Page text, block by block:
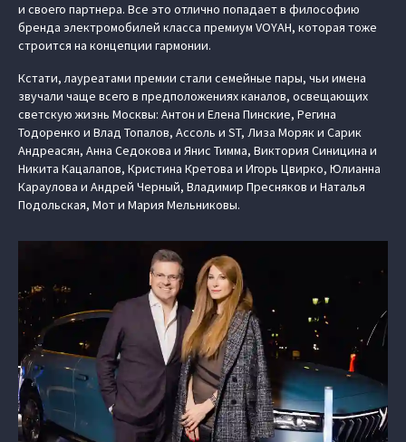
и своего партнера. Все это отлично попадает в философию
бренда электромобилей класса премиум VOYAH, которая тоже
строится на концепции гармонии.
Кстати, лауреатами премии стали семейные пары, чьи имена
звучали чаще всего в предположениях каналов, освещающих
светскую жизнь Москвы: Антон и Елена Пинские, Регина
Тодоренко и Влад Топалов, Ассоль и ST, Лиза Моряк и Сарик
Андреасян, Анна Седокова и Янис Тимма, Виктория Синицина и
Никита Кацалапов, Кристина Кретова и Игорь Цвирко, Юлианна
Караулова и Андрей Черный, Владимир Пресняков и Наталья
Подольская, Мот и Мария Мельниковы.